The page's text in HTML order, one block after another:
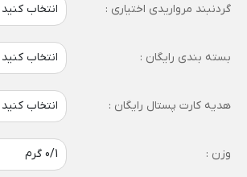
گردنبند مرواریدی اختیاری :
بسته بندی رایگان :
هدیه کارت پستال رایگان : انتخاب کنید
وزن :